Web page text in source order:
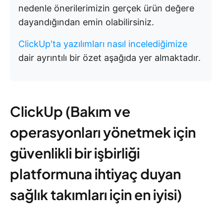
nedenle önerilerimizin gerçek ürün değere
dayandığından emin olabilirsiniz.
ClickUp'ta yazılımları nasıl incelediğimize
dair ayrıntılı bir özet aşağıda yer almaktadır.
ClickUp (Bakım ve
operasyonları yönetmek için
güvenlikli bir işbirliği
platformuna ihtiyaç duyan
sağlık takımları için en iyisi)